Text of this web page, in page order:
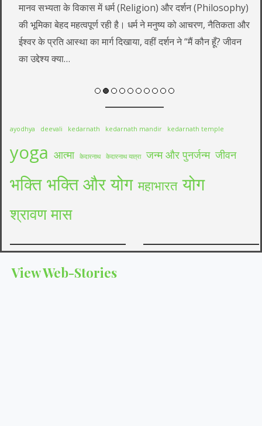
मानव सभ्यता के विकास में धर्म (Religion) और दर्शन (Philosophy)
की भूमिका बेहद महत्वपूर्ण रही है। धर्म ने मनुष्य को आचरण, नैतिकता और
ईश्वर के प्रति आस्था का मार्ग दिखाया, वहीं दर्शन ने “मैं कौन हूँ? जीवन
का उद्देश्य क्या…
ayodhya deevali kedarnath kedarnath mandir kedarnath temple
yoga आत्मा केदारनाथ केदारनाथ यात्रा जन्म और पुनर्जन्म जीवन
भक्ति भक्ति और योग महाभारत योग
श्रावण मास
View Web-Stories
भारतीय त्योहारों की
परंपरा
अयोध्या दीपोत्सव
2025